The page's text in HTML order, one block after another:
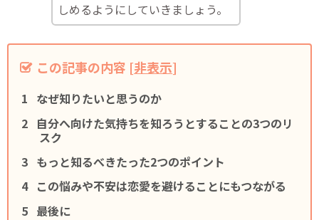
しめるようにしていきましょう。
この記事の内容 [非表示]
なぜ知りたいと思うのか
自分へ向けた気持ちを知ろうとすることの3つのリ
スク
もっと知るべきたった2つのポイント
この悩みや不安は恋愛を避けることにもつながる
最後に